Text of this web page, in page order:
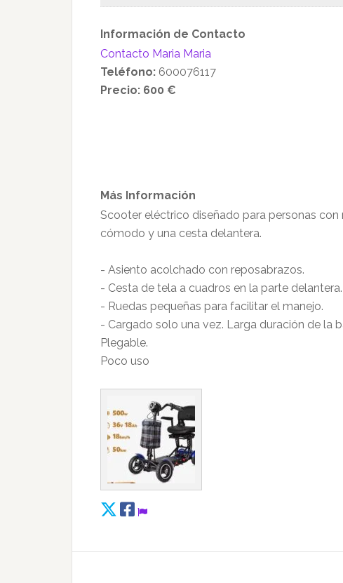
Información de Contacto
Contacto Maria Maria
Teléfono: 600076117
Precio: 600 €
Más Información
Scooter eléctrico diseñado para personas
cómodo y una cesta delantera.
- Asiento acolchado con reposabrazos.
- Cesta de tela a cuadros en la parte delantera.
- Ruedas pequeñas para facilitar el manejo.
- Cargado solo una vez. Larga duración de la
Plegable.
Poco uso